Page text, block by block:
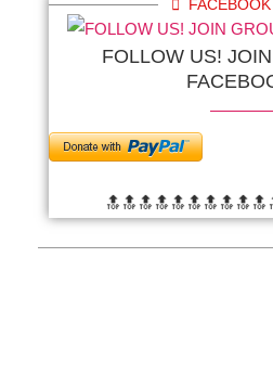
FOLLOW US!
🔝🔝🔝🔝🔝🔝